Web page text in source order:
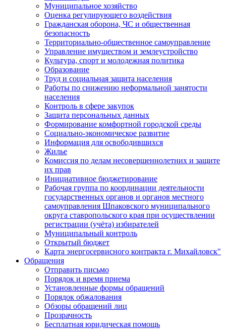
Муниципальное хозяйство
Оценка регулирующего воздействия
Гражданская оборона, ЧС и общественная
безопасность
Территориально-общественное самоуправление
Управление имуществом и землеустройство
Культура, спорт и молодежная политика
Образование
Труд и социальная защита населения
Работы по снижению неформальной занятости
населения
Контроль в сфере закупок
Защита персональных данных
Формирование комфортной городской среды
Социально-экономическое развитие
Информация для освободившихся
Жилье
Комиссия по делам несовершеннолетних и защите
их прав
Инициативное бюджетирование
Рабочая группа по координации деятельности
государственных органов и органов местного
самоуправления Шпаковского муниципального
округа ставропольского края при осуществлении
регистрации (учёта) избирателей
Муниципальный контроль
Открытый бюджет
Карта энергосервисного контракта г. Михайловск"
Обращения
Отправить письмо
Порядок и время приема
Установленные формы обращений
Порядок обжалования
Обзоры обращений лиц
Прозрачность
Бесплатная юридическая помощь